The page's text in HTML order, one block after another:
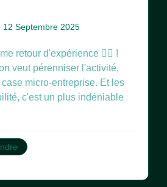
12 Septembre 2025
retour d'expérience 👍🏻 !
veut pérenniser l'activité,
micro-entreprise. Et les
c'est un plus indéniable